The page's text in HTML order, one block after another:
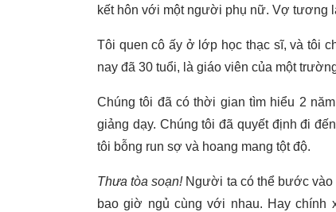
kết hôn với một người phụ nữ. Vợ tương
Tôi quen cô ấy ở lớp học thạc sĩ, và tôi
nay đã 30 tuổi, là giáo viên của một
Chúng tôi đã có thời gian tìm hiểu 2
giảng dạy. Chúng tôi đã quyết định đi
tôi bỗng run sợ và hoang mang tột độ.
Thưa tòa soạn!Người ta có thể bước vào
bao giờ ngủ cùng với nhau. Hay